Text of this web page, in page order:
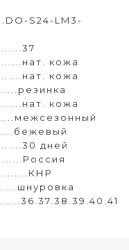
S24-LM3-
кожа
кожа
кожа
дней